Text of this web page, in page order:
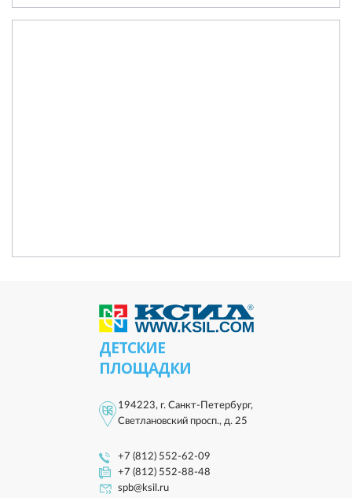
ДЕТСКИЕ
ПЛОЩАДКИ
194223, г. Санкт-Петербург,
Светлановский просп., д. 25
+7 (812) 552-62-09
+7 (812) 552-88-48
spb@ksil.ru